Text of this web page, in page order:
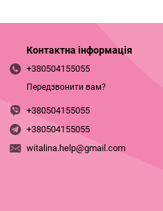
Контактна інформація
+380504155055
Передзвонити вам?
+380504155055
+380504155055
witalina.help@gmail.com